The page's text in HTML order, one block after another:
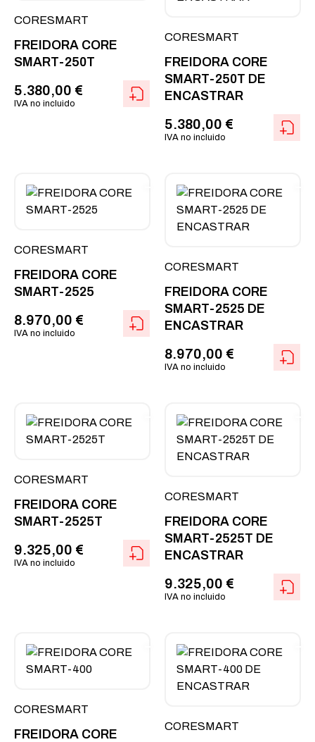
CORESMART
FREIDORA CORE
SMART-250T
5.380,00 €
IVA no incluido
CORESMART
FREIDORA CORE
SMART-250T DE
ENCASTRAR
5.380,00 €
IVA no incluido
CORESMART
FREIDORA CORE
SMART-2525
8.970,00 €
IVA no incluido
CORESMART
FREIDORA CORE
SMART-2525 DE
ENCASTRAR
8.970,00 €
IVA no incluido
CORESMART
FREIDORA CORE
SMART-2525T
9.325,00 €
IVA no incluido
CORESMART
FREIDORA CORE
SMART-2525T DE
ENCASTRAR
9.325,00 €
IVA no incluido
CORESMART
FREIDORA CORE
CORESMART